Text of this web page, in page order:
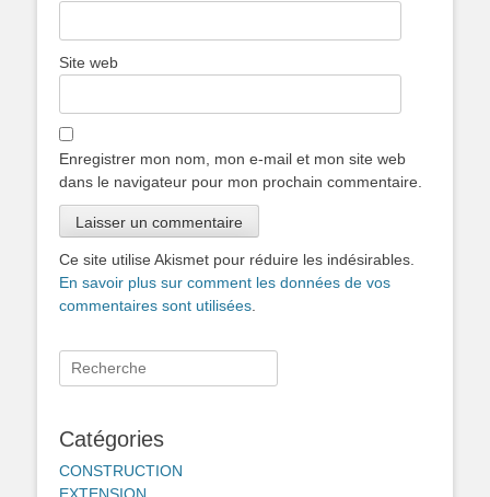
Site web
Enregistrer mon nom, mon e-mail et mon site web
dans le navigateur pour mon prochain commentaire.
Ce site utilise Akismet pour réduire les indésirables.
En savoir plus sur comment les données de vos
commentaires sont utilisées
Rechercher :
Catégories
CONSTRUCTION